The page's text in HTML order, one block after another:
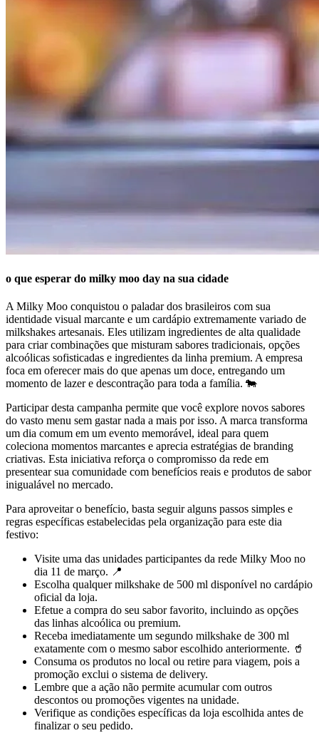
o que esperar do milky moo day na sua cidade
A Milky Moo conquistou o paladar dos brasileiros com sua
identidade visual marcante e um cardápio extremamente variado de
milkshakes artesanais. Eles utilizam ingredientes de alta qualidade
para criar combinações que misturam sabores tradicionais, opções
alcoólicas sofisticadas e ingredientes da linha premium. A empresa
foca em oferecer mais do que apenas um doce, entregando um
momento de lazer e descontração para toda a família. 🐄
Participar desta campanha permite que você explore novos sabores
do vasto menu sem gastar nada a mais por isso. A marca transforma
um dia comum em um evento memorável, ideal para quem
coleciona momentos marcantes e aprecia estratégias de branding
criativas. Esta iniciativa reforça o compromisso da rede em
presentear sua comunidade com benefícios reais e produtos de sabor
inigualável no mercado.
Para aproveitar o benefício, basta seguir alguns passos simples e
regras específicas estabelecidas pela organização para este dia
festivo:
Visite uma das unidades participantes da rede Milky Moo no
dia 11 de março. 📍
Escolha qualquer milkshake de 500 ml disponível no cardápio
oficial da loja.
Efetue a compra do seu sabor favorito, incluindo as opções
das linhas alcoólica ou premium.
Receba imediatamente um segundo milkshake de 300 ml
exatamente com o mesmo sabor escolhido anteriormente. 🥤
Consuma os produtos no local ou retire para viagem, pois a
promoção exclui o sistema de delivery.
Lembre que a ação não permite acumular com outros
descontos ou promoções vigentes na unidade.
Verifique as condições específicas da loja escolhida antes de
finalizar o seu pedido.